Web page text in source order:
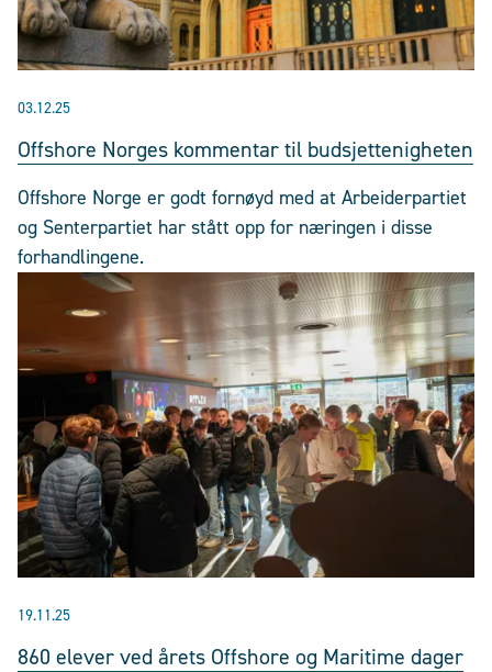
03.12.25
Offshore Norges kommentar til budsjettenigheten
Offshore Norge er godt fornøyd med at Arbeiderpartiet
og Senterpartiet har stått opp for næringen i disse
forhandlingene.
19.11.25
860 elever ved årets Offshore og Maritime dager